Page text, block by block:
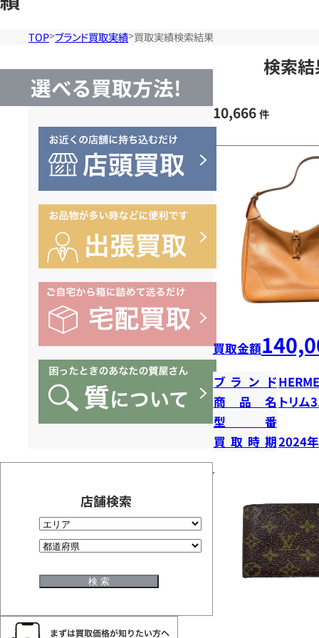
TOP ブランド買取実績 買取実績検索結果
選べる買取方法!
店舗検索
検索
10,666 件
買取金額
ブランド
商品名 トリム
型番
買取時期2024